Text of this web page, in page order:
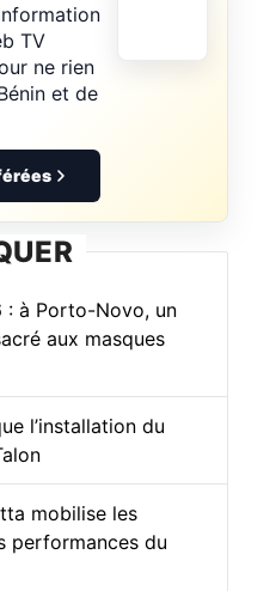
TV
ne rien
et de
: à Porto-Novo, un
aux masques
l’installation du
mobilise les
performances du